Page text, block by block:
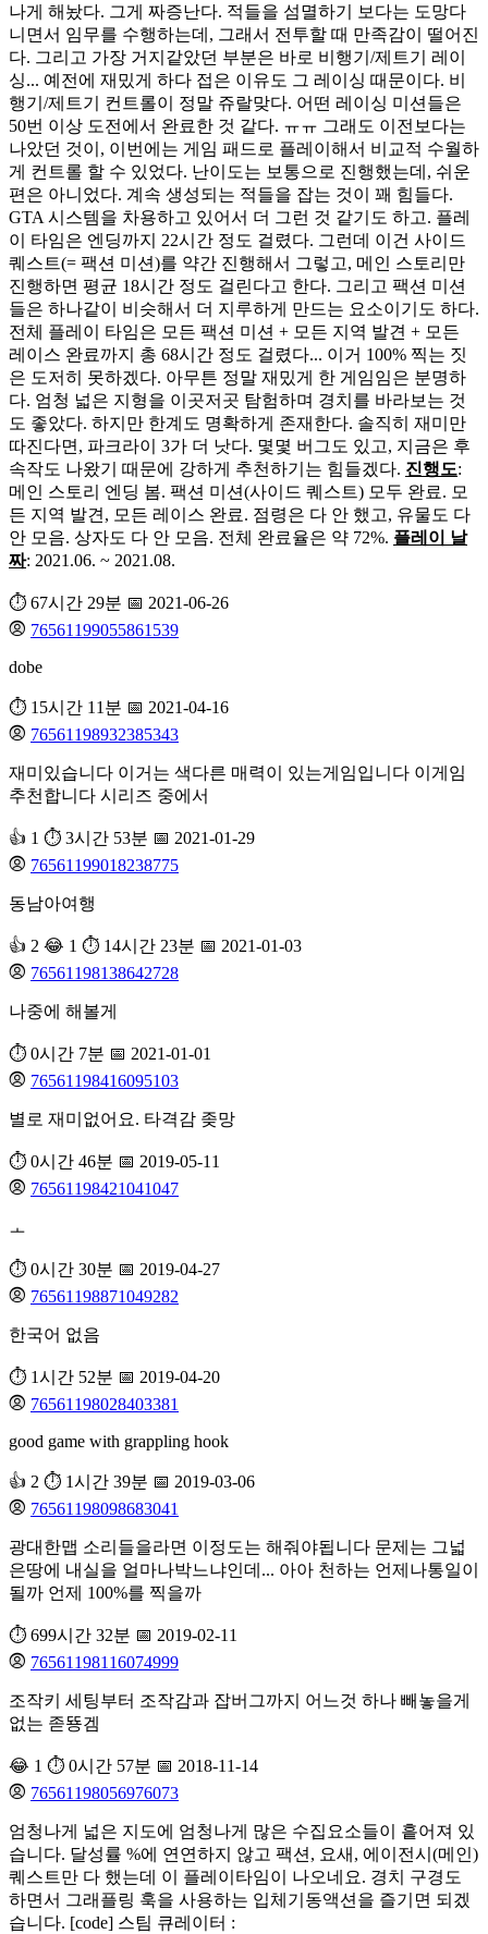
나게 해놨다. 그게 짜증난다. 적들을 섬멸하기 보다는 도망다
니면서 임무를 수행하는데, 그래서 전투할 때 만족감이 떨어진
다. 그리고 가장 거지같았던 부분은 바로 비행기/제트기 레이
싱... 예전에 재밌게 하다 접은 이유도 그 레이싱 때문이다. 비
행기/제트기 컨트롤이 정말 쥬랄맞다. 어떤 레이싱 미션들은
50번 이상 도전에서 완료한 것 같다. ㅠㅠ 그래도 이전보다는
나았던 것이, 이번에는 게임 패드로 플레이해서 비교적 수월하
게 컨트롤 할 수 있었다. 난이도는 보통으로 진행했는데, 쉬운
편은 아니었다. 계속 생성되는 적들을 잡는 것이 꽤 힘들다.
GTA 시스템을 차용하고 있어서 더 그런 것 같기도 하고. 플레
이 타임은 엔딩까지 22시간 정도 걸렸다. 그런데 이건 사이드
퀘스트(= 팩션 미션)를 약간 진행해서 그렇고, 메인 스토리만
진행하면 평균 18시간 정도 걸린다고 한다. 그리고 팩션 미션
들은 하나같이 비슷해서 더 지루하게 만드는 요소이기도 하다.
전체 플레이 타임은 모든 팩션 미션 + 모든 지역 발견 + 모든
레이스 완료까지 총 68시간 정도 걸렸다... 이거 100% 찍는 짓
은 도저히 못하겠다. 아무튼 정말 재밌게 한 게임임은 분명하
다. 엄청 넓은 지형을 이곳저곳 탐험하며 경치를 바라보는 것
도 좋았다. 하지만 한계도 명확하게 존재한다. 솔직히 재미만
따진다면, 파크라이 3가 더 낫다. 몇몇 버그도 있고, 지금은 후
속작도 나왔기 때문에 강하게 추천하기는 힘들겠다. 진행도:
메인 스토리 엔딩 봄. 팩션 미션(사이드 퀘스트) 모두 완료. 모
든 지역 발견, 모든 레이스 완료. 점령은 다 안 했고, 유물도 다
안 모음. 상자도 다 안 모음. 전체 완료율은 약 72%. 플레이 날
짜: 2021.06. ~ 2021.08.
⏱️ 67시간 29분 📅 2021-06-26
76561199055861539
dobe
⏱️ 15시간 11분 📅 2021-04-16
76561198932385343
재미있습니다 이거는 색다른 매력이 있는게임입니다 이게임
추천합니다 시리즈 중에서
👍 1 ⏱️ 3시간 53분 📅 2021-01-29
76561199018238775
동남아여행
👍 2 😂 1 ⏱️ 14시간 23분 📅 2021-01-03
76561198138642728
나중에 해볼게
⏱️ 0시간 7분 📅 2021-01-01
76561198416095103
별로 재미없어요. 타격감 좆망
⏱️ 0시간 46분 📅 2019-05-11
76561198421041047
ㅗ
⏱️ 0시간 30분 📅 2019-04-27
76561198871049282
한국어 없음
⏱️ 1시간 52분 📅 2019-04-20
76561198028403381
good game with grappling hook
👍 2 ⏱️ 1시간 39분 📅 2019-03-06
76561198098683041
광대한맵 소리들을라면 이정도는 해줘야됩니다 문제는 그넓
은땅에 내실을 얼마나박느냐인데... 아아 천하는 언제나통일이
될까 언제 100%를 찍을까
⏱️ 699시간 32분 📅 2019-02-11
76561198116074999
조작키 세팅부터 조작감과 잡버그까지 어느것 하나 빼놓을게
없는 졷뚕겜
😂 1 ⏱️ 0시간 57분 📅 2018-11-14
76561198056976073
엄청나게 넓은 지도에 엄청나게 많은 수집요소들이 흩어져 있
습니다. 달성률 %에 연연하지 않고 팩션, 요새, 에이전시(메인)
퀘스트만 다 했는데 이 플레이타임이 나오네요. 경치 구경도
하면서 그래플링 훅을 사용하는 입체기동액션을 즐기면 되겠
습니다. [code] 스팀 큐레이터 :